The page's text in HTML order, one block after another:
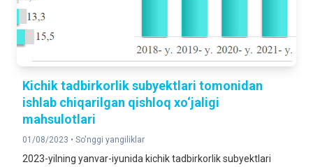
Kichik tadbirkorlik subyektlari tomonidan
ishlab chiqarilgan qishloq xo‘jaligi
mahsulotlari
01/08/2023 • So'nggi yangiliklar
2023-yilning yanvar-iyunida kichik tadbirkorlik subyektlari